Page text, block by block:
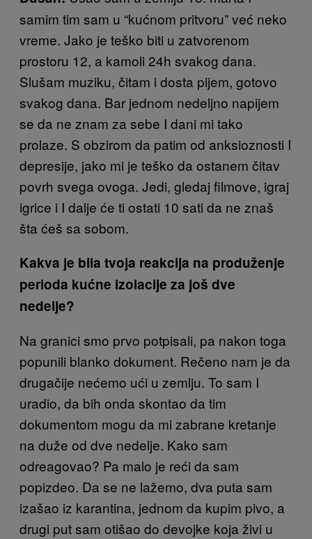
samim tim sam u “kućnom pritvoru” već neko
vreme. Jako je teško biti u zatvorenom
prostoru 12, a kamoli 24h svakog dana.
Slušam muziku, čitam i dosta pijem, gotovo
svakog dana. Bar jednom nedeljno napijem
se da ne znam za sebe I dani mi tako
prolaze. S obzirom da patim od anksioznosti I
depresije, jako mi je teško da ostanem čitav
povrh svega ovoga. Jedi, gledaj filmove, igraj
igrice i I dalje će ti ostati 10 sati da ne znaš
šta ćeš sa sobom.
Kakva je bila tvoja reakcija na produženje
perioda kućne izolacije za još dve
nedelje?
Na granici smo prvo potpisali, pa nakon toga
popunili blanko dokument. Rečeno nam je da
drugačije nećemo ući u zemlju. To sam I
uradio, da bih onda skontao da tim
dokumentom mogu da mi zabrane kretanje
na duže od dve nedelje. Kako sam
odreagovao? Pa malo je reći da sam
popizdeo. Da se ne lažemo, dva puta sam
izašao iz karantina, jednom da kupim pivo, a
drugi put sam otišao do devojke koja živi u